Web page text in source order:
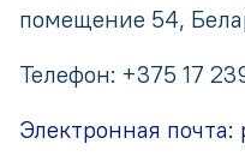
помещение 54,
Телефон: +375 17
Электронная